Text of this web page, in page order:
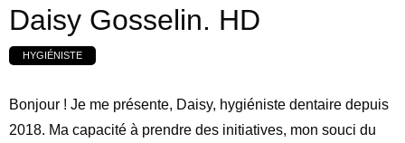
Daisy Gosselin. HD
HYGIÉNISTE
Bonjour ! Je me présente, Daisy, hygiéniste dentaire depuis
2018. Ma capacité à prendre des initiatives, mon souci du